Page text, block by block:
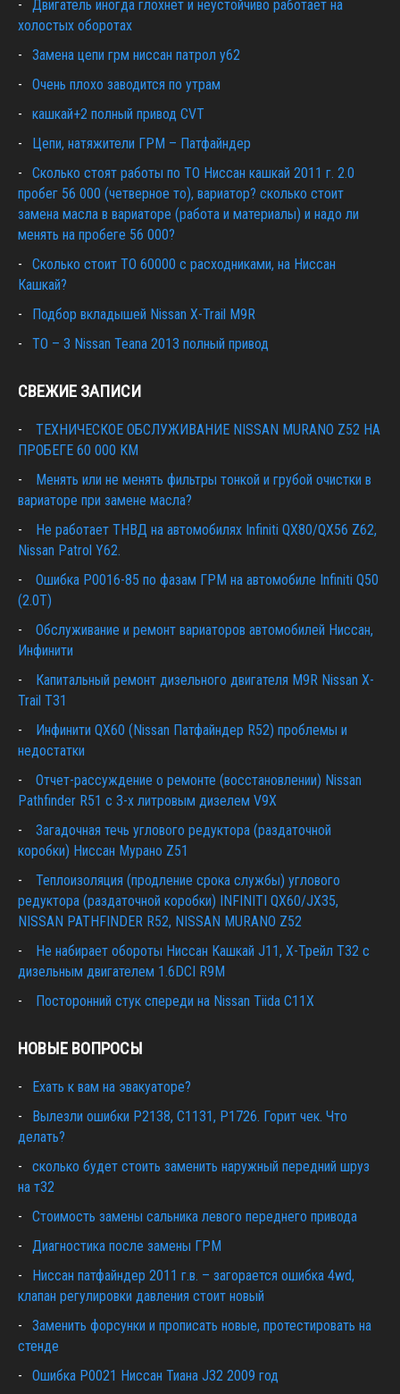
Двигатель иногда глохнет и неустойчиво работает на
холостых оборотах
Замена цепи грм ниссан патрол y62
Очень плохо заводится по утрам
кашкай+2 полный привод CVT
Цепи, натяжители ГРМ – Патфайндер
Сколько стоят работы по ТО Ниссан кашкай 2011 г. 2.0
пробег 56 000 (четверное то), вариатор? сколько стоит
замена масла в вариаторе (работа и материалы) и надо ли
менять на пробеге 56 000?
Сколько стоит ТО 60000 с расходниками, на Ниссан
Кашкай?
Подбор вкладышей Nissan X-Trail M9R
ТО – 3 Nissan Teana 2013 полный привод
СВЕЖИЕ ЗАПИСИ
ТЕХНИЧЕСКОЕ ОБСЛУЖИВАНИЕ NISSAN MURANO Z52 НА
ПРОБЕГЕ 60 000 КМ
Менять или не менять фильтры тонкой и грубой очистки в
вариаторе при замене масла?
Не работает ТНВД на автомобилях Infiniti QX80/QX56 Z62,
Nissan Patrol Y62.
Ошибка P0016-85 по фазам ГРМ на автомобиле Infiniti Q50
(2.0T)
Обслуживание и ремонт вариаторов автомобилей Ниссан,
Инфинити
Капитальный ремонт дизельного двигателя M9R Nissan X-
Trail T31
Инфинити QX60 (Nissan Патфайндер R52) проблемы и
недостатки
Отчет-рассуждение о ремонте (восстановлении) Nissan
Pathfinder R51 c 3-х литровым дизелем V9X
Загадочная течь углового редуктора (раздаточной
коробки) Ниссан Мурано Z51
Теплоизоляция (продление срока службы) углового
редуктора (раздаточной коробки) INFINITI QX60/JX35,
NISSAN PATHFINDER R52, NISSAN MURANO Z52
Не набирает обороты Ниссан Кашкай J11, Х-Трейл T32 с
дизельным двигателем 1.6DCI R9M
Посторонний стук спереди на Nissan Tiida C11X
НОВЫЕ ВОПРОСЫ
Ехать к вам на эвакуаторе?
Вылезли ошибки Р2138, С1131, Р1726. Горит чек. Что
делать?
сколько будет стоить заменить наружный передний шруз
на т32
Cтоимость замены сальника левого переднего привода
Диагностика после замены ГРМ
Ниссан патфайндер 2011 г.в. – загорается ошибка 4wd,
клапан регулировки давления стоит новый
Заменить форсунки и прописать новые, протестировать на
стенде
Ошибка Р0021 Ниссан Тиана J32 2009 год